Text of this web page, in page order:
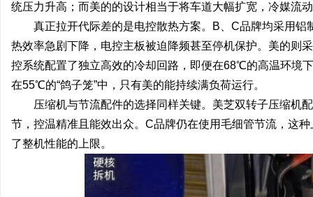
统压力升高；而美的的设计相当于将车道大幅扩宽，冷媒流
真正拉开代际差的是电控散热方案。B、C品牌均采用
热效率急剧下降，电控主板被迫降频甚至停机保护。美的
控系统配置了独立高效的冷却回路，即便在68℃的高温环境
在55℃的“鸽子笼”中，只有美的能持续满负荷运行。
压缩机与节流配件的选择同样关键。美芝双转子压缩机
节，控温精准且能效出众。C品牌仍在使用毛细管节流，这
了整机性能的上限。